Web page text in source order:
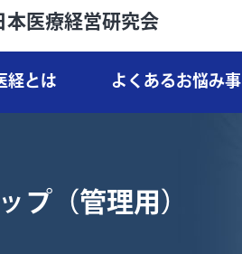
本医療経営研究会
経とは よくあるお悩み事
プ（管理用）